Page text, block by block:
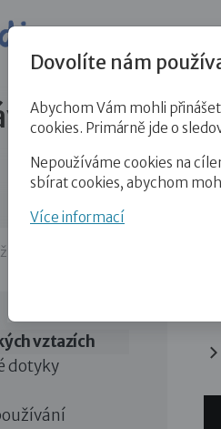
řešíš tyto
právě řešíš tyto situace a
vztazích
dotyky
Dovolíte nám
Abychom Vám mohli
cookies. Primárně jde o
Nepoužíváme cookies na
sbírat cookies, abychom
Více informací